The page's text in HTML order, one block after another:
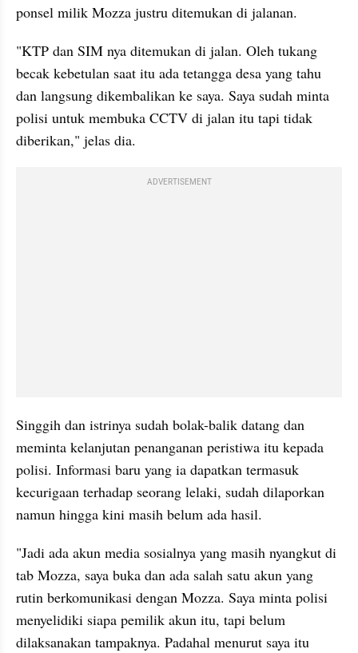
ponsel milik Mozza justru ditemukan di jalanan.
"KTP dan SIM nya ditemukan di jalan. Oleh tukang
becak kebetulan saat itu ada tetangga desa yang tahu
dan langsung dikembalikan ke saya. Saya sudah minta
polisi untuk membuka CCTV di jalan itu tapi tidak
diberikan," jelas dia.
ADVERTISEMENT
Singgih dan istrinya sudah bolak-balik datang dan
meminta kelanjutan penanganan peristiwa itu kepada
polisi. Informasi baru yang ia dapatkan termasuk
kecurigaan terhadap seorang lelaki, sudah dilaporkan
namun hingga kini masih belum ada hasil.
"Jadi ada akun media sosialnya yang masih nyangkut di
tab Mozza, saya buka dan ada salah satu akun yang
rutin berkomunikasi dengan Mozza. Saya minta polisi
menyelidiki siapa pemilik akun itu, tapi belum
dilaksanakan tampaknya. Padahal menurut saya itu